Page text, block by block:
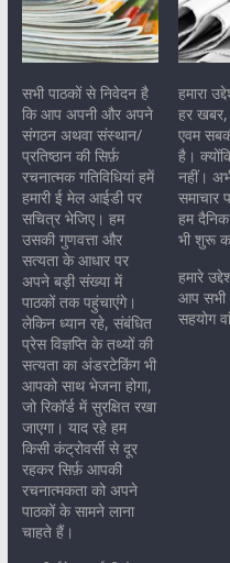
सभी पाठकों से निवेदन है
कि आप अपनी और अपने
संगठन अथवा संस्थान/
प्रतिष्ठान की सिर्फ़
रचनात्मक गतिविधियां हमें
हमारी ई मेल आईडी पर
सचित्र भेजिए। हम
उसकी गुणवत्ता और
सत्यता के आधार पर
अपने बड़ी संख्या में
पाठकों तक पहुंचाएंगे।
लेकिन ध्यान रहे, संबंधित
प्रेस विज्ञप्ति के तथ्यों की
सत्यता का अंडरटेकिंग भी
आपको साथ भेजना होगा,
जो रिकॉर्ड में सुरक्षित रखा
जाएगा। याद रहे हम
किसी कंट्रोवर्सी से दूर
रहकर सिर्फ़ आपकी
रचनात्मकता को अपने
पाठकों के सामने लाना
चाहते हैं।
हमारा
हर
एवम
है।
नहीं।
समाचार
हम
भी शुरू
हमारे
आप सभी
सहयोग